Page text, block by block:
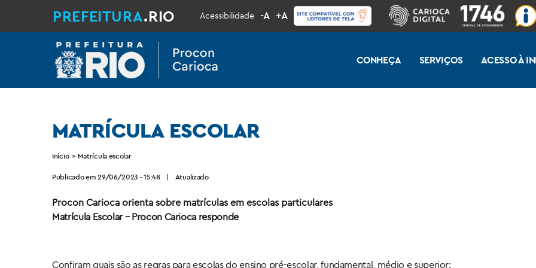
PREFEITURA.RIO Acessibilidade -A +A
CONHEÇA SERVIÇOS ACESSO À
MATRÍCULA ESCOLAR
Início > Matrícula escolar
Publicado em 29/06/2023 - 15:48 | Atualizado
Procon Carioca orienta sobre matrículas em escolas particulares
Matrícula Escolar – Procon Carioca responde
Confiram quais são as regras para escolas do ensino pré-escolar, fundamental, médio e superior: